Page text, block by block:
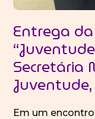
Entrega
Secretária
Em um